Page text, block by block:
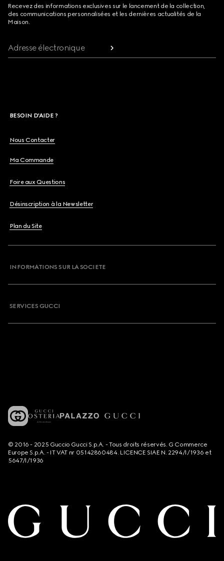
Recevez des informations exclusives sur le lancement de la collection,
des communications personnalisées et les dernières actualités de la
Maison.
Adresse électronique
BESOIN D'AIDE ?
Nous Contacter
Ma Commande
Foire aux Questions
Désinscription à la Newsletter
Plan du Site
INFORMATIONS SUR LA SOCIETE
SERVICES GUCCI
© 2016 - 2025 Guccio Gucci S.p.A. - Tous droits réservés. G Commerce
Europe S.p.A. - IT VAT nr 05142860484. LICENCE SIAE N. 2294/I/1936 et
5647/I/1936